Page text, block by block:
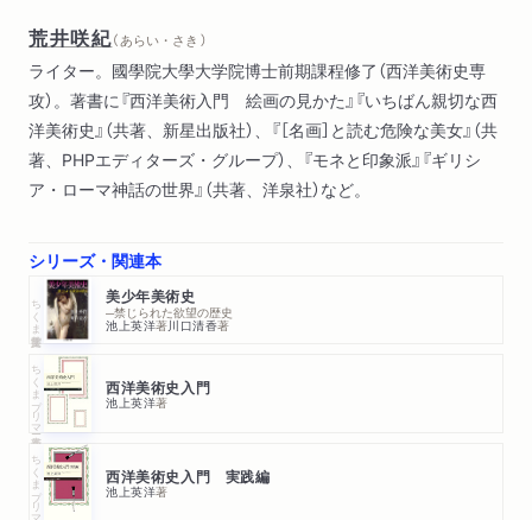
荒井咲紀（ あらい・さき ）
ライター。國學院大學大学院博士前期課程修了（西洋美術史専
攻）。著書に『西洋美術入門 絵画の見かた』『いちばん親切な西
洋美術史』（共著、新星出版社）、『［名画］と読む危険な美女』（共
著、PHPエディターズ・グループ）、『モネと印象派』『ギリシ
ア・ローマ神話の世界』（共著、洋泉社）など。
シリーズ・関連本
ちくま学芸文庫 美少年美術史
─禁じられた欲望の歴史
池上英洋著川口清香著
ちくまプリマー新書 西洋美術史入門
池上英洋著
ちくまプリマー新書 西洋美術史入門 実践編
池上英洋著